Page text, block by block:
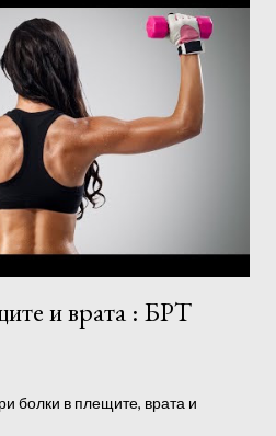
и врата : БРТ
болки в плещите, врата и